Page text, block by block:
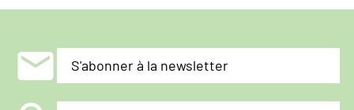
mail S'abonner à la newsletter